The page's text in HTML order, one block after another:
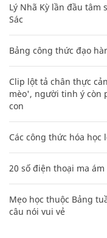
Lý Nhã Kỳ lần đầu tâm
Sác
Bảng công thức đạo
Clip lột tả chân thực
mèo', người tinh ý còn
con
Các công thức hóa
20 số điện thoại ma
Mẹo học thuộc Bảng
câu nói vui vẻ